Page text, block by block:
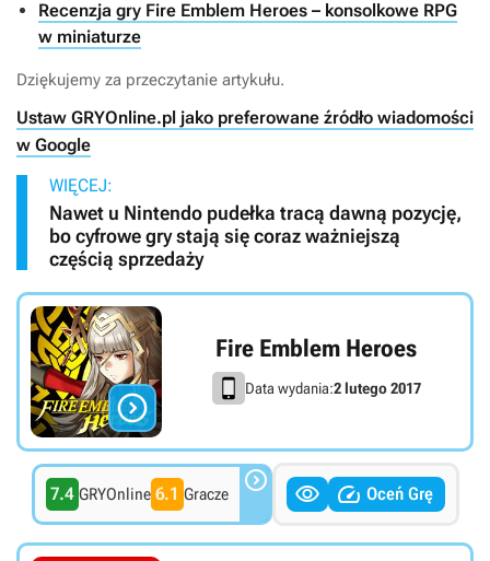
Recenzja gry Fire Emblem Heroes – konsolkowe RPG
w miniaturze
Dziękujemy za przeczytanie artykułu.
Ustaw GRYOnline.pl jako preferowane źródło wiadomości
w Google
WIĘCEJ:
Nawet u Nintendo pudełka tracą dawną pozycję,
bo cyfrowe gry stają się coraz ważniejszą
częścią sprzedaży

Fire Emblem Heroes
Data wydania:2 lutego 2017
7.4 GRYOnline 6.1 Gracze    Oceń Grę